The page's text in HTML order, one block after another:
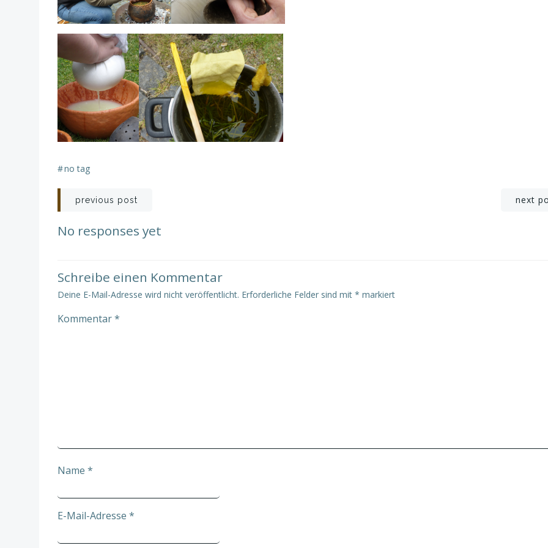
#no tag
Post
navigation
previous post next
No responses yet
Schreibe einen Kommentar
Deine E-Mail-Adresse wird nicht veröffentlicht. Erforderliche Felder sind mit * markiert
Kommentar*
Name *
E-Mail-Adresse *